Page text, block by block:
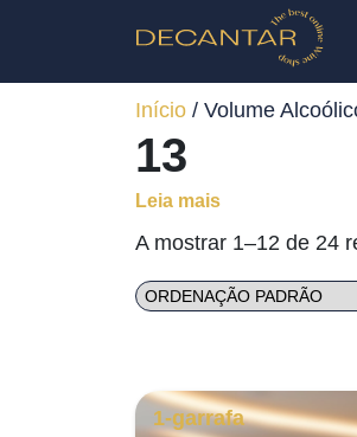
Início / Volume
13
Leia mais
A mostrar 1–12 de 24
1-garrafa